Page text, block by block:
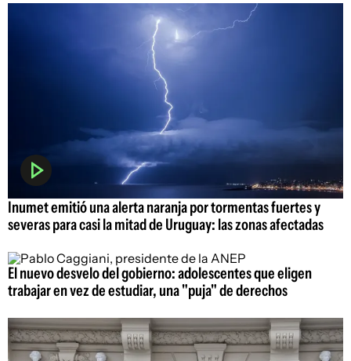
Inumet emitió una alerta naranja por tormentas fuertes y
severas para casi la mitad de Uruguay: las zonas afectadas
El nuevo desvelo del gobierno: adolescentes que eligen
trabajar en vez de estudiar, una "puja" de derechos